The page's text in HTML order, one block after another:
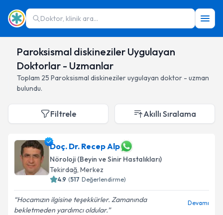
Doktor, klinik ara...
Paroksismal diskineziler Uygulayan
Doktorlar - Uzmanlar
Toplam 25 Paroksismal diskinezileruygulayan doktor - uzman
bulundu.
Filtrele Akıllı Sıralama
Doç. Dr. Recep Alp
Nöroloji (Beyin ve Sinir Hastalıkları)
Tekirdağ, Merkez
4.9 (517 Değerlendirme)
Hocamızın ilgisine teşekkürler. Zamanında
bekletmeden yardımcı oldular.
Devamı